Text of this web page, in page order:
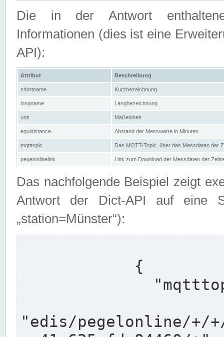
Die in der Antwort
Informationen (dies ist eine
API):
Attribut Beschreibung
shortname Kurzbezeichnung
longname Langbezeichnung
unit Maßeinheit
equidistance Abstand der Messwerte in Minuten
mqtttopic Das MQTT-Topic, über das Messdaten der
pegelonlinelink Link zum Download der Messdaten der
Das nachfolgende Beispiel zeigt
Antwort der Dict-API auf eine
„station=Münster“):
"edis/pegelonline/+/